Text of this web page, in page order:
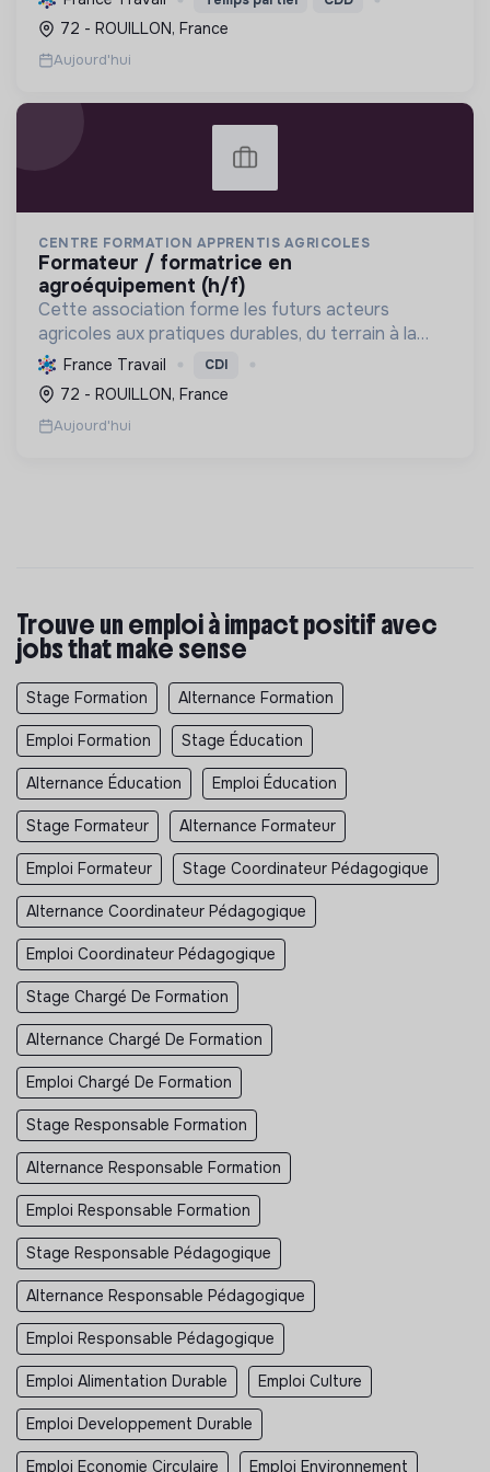
agroécologique.
72 - ROUILLON, France
Aujourd'hui
CENTRE FORMATION APPRENTIS AGRICOLES
formateur / formatrice en
agroéquipement (h/f)
Cette association forme les futurs acteurs
agricoles aux pratiques durables, du terrain à la
gestion, favorisant une transition écologique et le
renouvellement des générations via
l'apprentissage.
France Travail CDI
72 - ROUILLON, France
Aujourd'hui
Trouve un emploi à impact positif avec
jobs that make sense
Stage Formation Alternance Formation
Emploi Formation Stage Éducation
Alternance Éducation Emploi Éducation
Stage Formateur Alternance Formateur
Emploi Formateur Stage Coordinateur Pédagogique
Alternance Coordinateur Pédagogique
Emploi Coordinateur Pédagogique
Stage Chargé De Formation
Alternance Chargé De Formation
Emploi Chargé De Formation
Stage Responsable Formation
Alternance Responsable Formation
Emploi Responsable Formation
Stage Responsable Pédagogique
Alternance Responsable Pédagogique
Emploi Responsable Pédagogique
Emploi Alimentation Durable Emploi Culture
Emploi Developpement Durable
Emploi Economie Circulaire Emploi Environnement